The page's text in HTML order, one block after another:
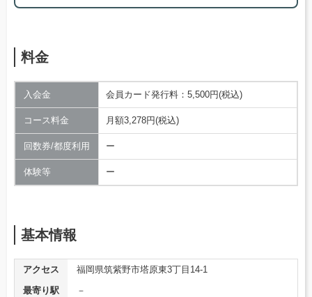
料金
入会金 会員カード発行料：5,500円(税込)
コース料金 月額3,278円(税込)
回数券/都度利用 ー
体験等 ー
基本情報
アクセス
福岡県筑紫野市塔原東3丁目14-1
最寄り駅
－